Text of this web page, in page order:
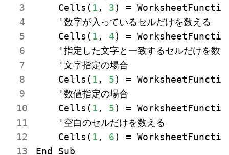
    Cells(
1 , 3) =
    '数字が入っているセルだけを数える
    Cells(
1 , 4) =
'指定した文字と一致するセルだけを数
    '文字指定の場合
    Cells(
1 , 5) =
    '数値指定の場合
    Cells(
1 , 5) =
    '空白のセルだけを数える
    Cells(
1 , 6) =